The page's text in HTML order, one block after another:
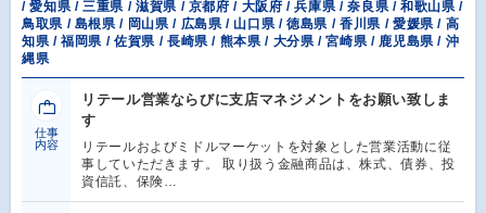
/ 愛知県 / 三重県 / 滋賀県 / 京都府 / 大阪府 / 兵庫県 / 奈良県 / 和歌山県 /
鳥取県 / 島根県 / 岡山県 / 広島県 / 山口県 / 徳島県 / 香川県 / 愛媛県 / 高
知県 / 福岡県 / 佐賀県 / 長崎県 / 熊本県 / 大分県 / 宮崎県 / 鹿児島県 / 沖
縄県
仕事
内容
リテール営業ならびに支店マネジメントをお願い致しま
す
リテールおよびミドルマーケットを対象とした営業活動に従
事していただきます。 取り扱う金融商品は、株式、債券、投
資信託、保険…